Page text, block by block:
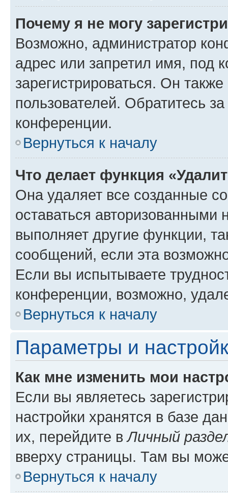
Почему я не могу
Возможно, администратор
адрес или запретил имя, под
зарегистрироваться. Он
пользователей. Обратитесь
конференции.
Вернуться к началу
Что делает функция
Она удаляет все созданные
оставаться авторизованными
выполняет другие функции,
сообщений, если эта
Если вы испытываете
конференции, возможно,
Вернуться к началу
Параметры и
Как мне изменить мои
Если вы являетесь
настройки хранятся в базе
их, перейдите вЛичный
вверху страницы. Там вы
Вернуться к началу